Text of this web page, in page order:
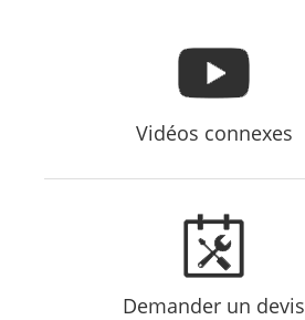
Vidéos connexes
Demander un devis